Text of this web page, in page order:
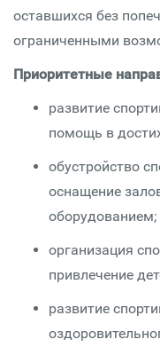
оставшихся без
ограниченными
Приоритетные
развитие
помощь в
обустройство
оснащение
оборудованием;
организация
привлечение
развитие